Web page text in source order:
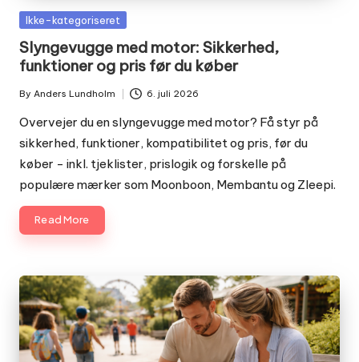
Posted
Ikke-kategoriseret
Slyngevugge med motor: Sikkerhed,
funktioner og pris før du køber
Posted
by
By Anders Lundholm 6. juli 2026
Overvejer du en slyngevugge med motor? Få styr på
sikkerhed, funktioner, kompatibilitet og pris, før du
køber - inkl. tjeklister, prislogik og forskelle på
populære mærker som Moonboon, Membantu og Zleepi.
Read More